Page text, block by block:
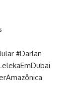
#Darlan